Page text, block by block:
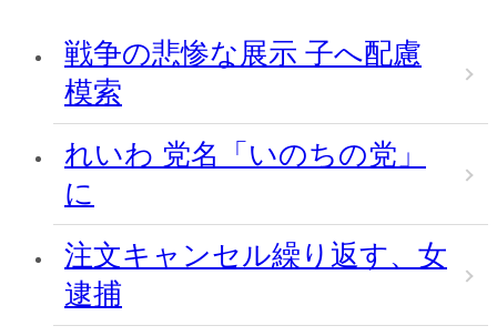
戦争の悲惨な展示 子へ配慮
模索
れいわ 党名「いのちの党」
に
注文キャンセル繰り返す、女
逮捕